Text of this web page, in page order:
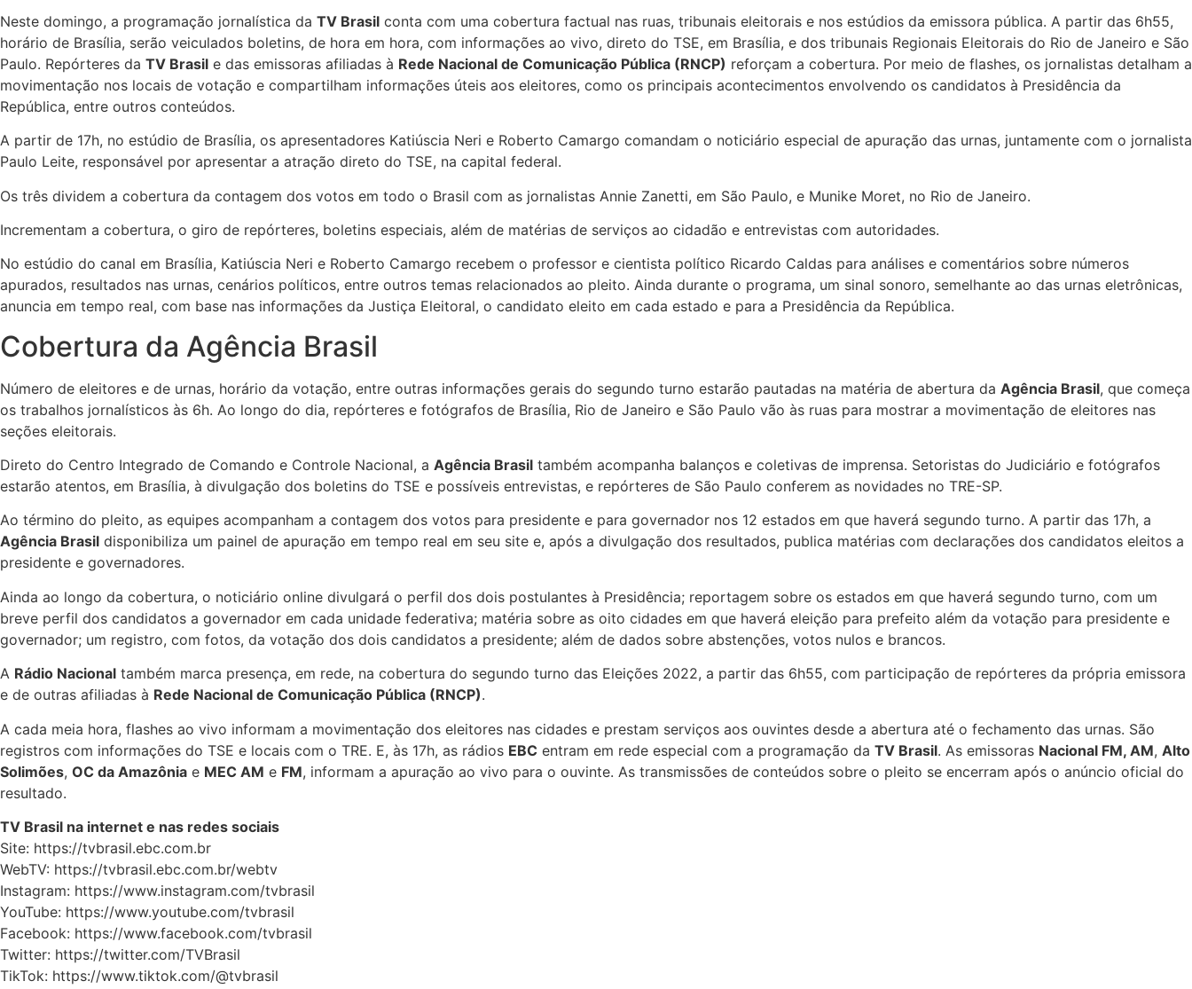
Neste domingo, a programação jornalística da TV Brasil conta com uma cobertura factual nas ruas, tribunais eleitorais e nos estúdios da emissora pública. A partir das 6h55,
horário de Brasília, serão veiculados boletins, de hora em hora, com informações ao vivo, direto do TSE, em Brasília, e dos tribunais Regionais Eleitorais do Rio de Janeiro e São
Paulo. Repórteres da TV Brasil e das emissoras afiliadas à Rede Nacional de Comunicação Pública (RNCP) reforçam a cobertura. Por meio de flashes, os jornalistas detalham a
movimentação nos locais de votação e compartilham informações úteis aos eleitores, como os principais acontecimentos envolvendo os candidatos à Presidência da
República, entre outros conteúdos.
A partir de 17h, no estúdio de Brasília, os apresentadores Katiúscia Neri e Roberto Camargo comandam o noticiário especial de apuração das urnas, juntamente com o jornalista
Paulo Leite, responsável por apresentar a atração direto do TSE, na capital federal.
Os três dividem a cobertura da contagem dos votos em todo o Brasil com as jornalistas Annie Zanetti, em São Paulo, e Munike Moret, no Rio de Janeiro.
Incrementam a cobertura, o giro de repórteres, boletins especiais, além de matérias de serviços ao cidadão e entrevistas com autoridades.
No estúdio do canal em Brasília, Katiúscia Neri e Roberto Camargo recebem o professor e cientista político Ricardo Caldas para análises e comentários sobre números
apurados, resultados nas urnas, cenários políticos, entre outros temas relacionados ao pleito. Ainda durante o programa, um sinal sonoro, semelhante ao das urnas eletrônicas,
anuncia em tempo real, com base nas informações da Justiça Eleitoral, o candidato eleito em cada estado e para a Presidência da República.
Cobertura da Agência Brasil
Número de eleitores e de urnas, horário da votação, entre outras informações gerais do segundo turno estarão pautadas na matéria de abertura da Agência Brasil, que começa
os trabalhos jornalísticos às 6h. Ao longo do dia, repórteres e fotógrafos de Brasília, Rio de Janeiro e São Paulo vão às ruas para mostrar a movimentação de eleitores nas
seções eleitorais.
Direto do Centro Integrado de Comando e Controle Nacional, a Agência Brasil também acompanha balanços e coletivas de imprensa. Setoristas do Judiciário e fotógrafos
estarão atentos, em Brasília, à divulgação dos boletins do TSE e possíveis entrevistas, e repórteres de São Paulo conferem as novidades no TRE-SP.
Ao término do pleito, as equipes acompanham a contagem dos votos para presidente e para governador nos 12 estados em que haverá segundo turno. A partir das 17h, a
Agência Brasil disponibiliza um painel de apuração em tempo real em seu site e, após a divulgação dos resultados, publica matérias com declarações dos candidatos eleitos a
presidente e governadores.
Ainda ao longo da cobertura, o noticiário online divulgará o perfil dos dois postulantes à Presidência; reportagem sobre os estados em que haverá segundo turno, com um
breve perfil dos candidatos a governador em cada unidade federativa; matéria sobre as oito cidades em que haverá eleição para prefeito além da votação para presidente e
governador; um registro, com fotos, da votação dos dois candidatos a presidente; além de dados sobre abstenções, votos nulos e brancos.
A Rádio Nacional também marca presença, em rede, na cobertura do segundo turno das Eleições 2022, a partir das 6h55, com participação de repórteres da própria emissora
e de outras afiliadas à Rede Nacional de Comunicação Pública (RNCP).
A cada meia hora, flashes ao vivo informam a movimentação dos eleitores nas cidades e prestam serviços aos ouvintes desde a abertura até o fechamento das urnas. São
registros com informações do TSE e locais com o TRE. E, às 17h, as rádios EBC entram em rede especial com a programação da TV Brasil. As emissoras Nacional FM, AM, Alto
Solimões, OC da Amazônia e MEC AM e FM, informam a apuração ao vivo para o ouvinte. As transmissões de conteúdos sobre o pleito se encerram após o anúncio oficial do
resultado.
TV Brasil na internet e nas redes sociais
Site: https://tvbrasil.ebc.com.br
WebTV: https://tvbrasil.ebc.com.br/webtv
Instagram: https://www.instagram.com/tvbrasil
YouTube: https://www.youtube.com/tvbrasil
Facebook: https://www.facebook.com/tvbrasil
Twitter: https://twitter.com/TVBrasil
TikTok: https://www.tiktok.com/@tvbrasil